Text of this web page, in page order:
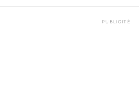
PUBLICITÉ